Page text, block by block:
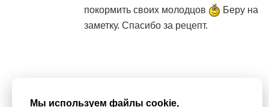
покормить своих молодцов
Беру на
заметку. Спасибо за рецепт.
Мы используем файлы cookie,